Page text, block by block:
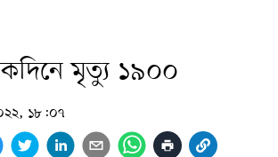
মৃত্যু ১৯০০
১৮:০৭